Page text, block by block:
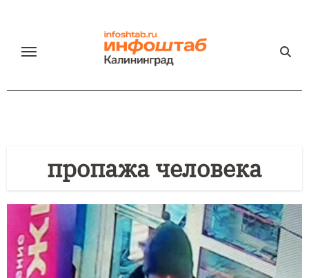
содержанию
пропажа человека